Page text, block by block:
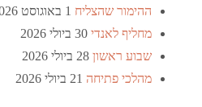
ההימור שהצליח 1 באוגוסט 2026
מחליף לאנדי 30 ביולי 2026
שבוע ראשון 28 ביולי 2026
מהלכי פתיחה 21 ביולי 2026